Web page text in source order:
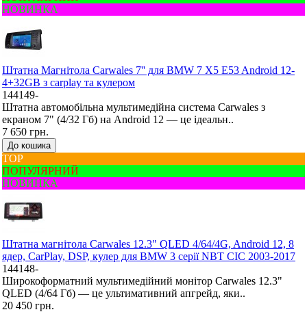
НОВИНКА
Штатна Mагнітола Carwales 7'' для BMW 7 X5 E53 Android 12-
4+32GB з carplay та кулером
144149-
Штатна автомобільна мультимедійна система Carwales з
екраном 7" (4/32 Гб) на Android 12 — це ідеальн..
7 650 грн.
До кошика
ТОР
ПОПУЛЯРНИЙ
НОВИНКА
Штатна магнітола Carwales 12.3" QLED 4/64/4G, Android 12, 8
ядер, CarPlay, DSP, кулер для BMW 3 серії NBT CIC 2003-2017
144148-
Широкоформатний мультимедійний монітор Carwales 12.3"
QLED (4/64 Гб) — це ультимативний апгрейд, яки..
20 450 грн.